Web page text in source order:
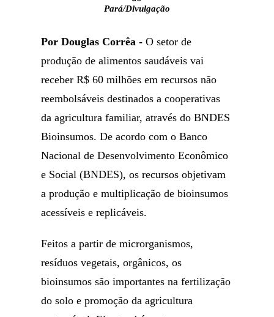
Pará/Divulgação
Por Douglas Corrêa -O setor de
produção de alimentos saudáveis vai
receber R$ 60 milhões em recursos não
reembolsáveis destinados a cooperativas
da agricultura familiar, através do BNDES
Bioinsumos. De acordo com o Banco
Nacional de Desenvolvimento Econômico
e Social (BNDES), os recursos objetivam
a produção e multiplicação de bioinsumos
acessíveis e replicáveis.
Feitos a partir de microrganismos,
resíduos vegetais, orgânicos, os
bioinsumos são importantes na fertilização
do solo e promoção da agricultura